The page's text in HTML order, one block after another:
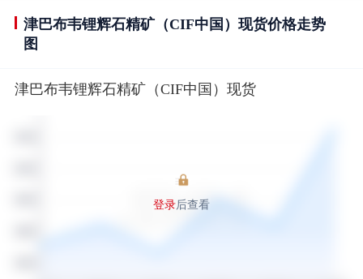
津巴布韦锂辉石精矿（CIF中国）现货价格走势
图
津巴布韦锂辉石精矿（CIF中国）现货
登录后查看